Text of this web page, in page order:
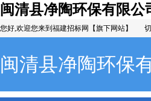
闽清县净陶环保有限公
您好,欢迎您来到福建招标网【旗下网站】
闽清县净陶环保